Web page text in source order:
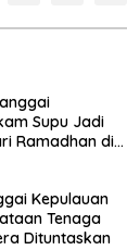
Supu Jadi
Ramadhan di
Kepulauan
Tenaga
Dituntaskan